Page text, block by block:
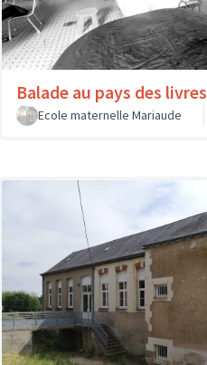
Balade au pays des livres
Ecole maternelle Mariaude